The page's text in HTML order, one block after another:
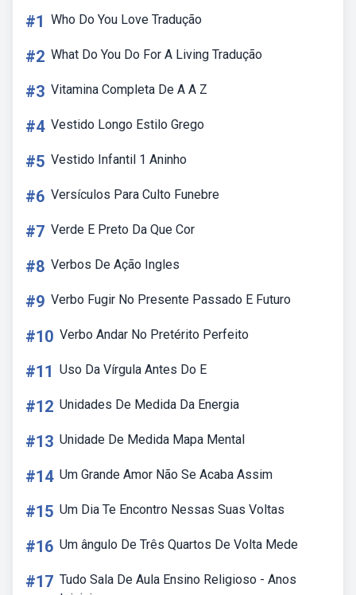
#1 Who Do You Love Tradução
#2 What Do You Do For A Living Tradução
#3 Vitamina Completa De A A Z
#4 Vestido Longo Estilo Grego
#5 Vestido Infantil 1 Aninho
#6 Versículos Para Culto Funebre
#7 Verde E Preto Da Que Cor
#8 Verbos De Ação Ingles
#9 Verbo Fugir No Presente Passado E Futuro
#10 Verbo Andar No Pretérito Perfeito
#11 Uso Da Vírgula Antes Do E
#12 Unidades De Medida Da Energia
#13 Unidade De Medida Mapa Mental
#14 Um Grande Amor Não Se Acaba Assim
#15 Um Dia Te Encontro Nessas Suas Voltas
#16 Um ângulo De Três Quartos De Volta Mede
#17 Tudo Sala De Aula Ensino Religioso - Anos